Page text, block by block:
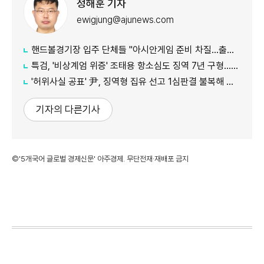
정해훈 기자
ewigjung@ajunews.com
핸드볼경기장 입주 단체들 "아시안게임 준비 차질…출입 협조 간곡히 요청"
특검, '비상계엄 위증' 조태용 항소심도 징역 7년 구형…내달 19일 선고
'허위사실 공표' 尹, 징역형 집유 선고 1심판결 불복해 항소
기자의 다른기사
©'5개국어 글로벌 경제신문' 아주경제. 무단전재·재배포 금지